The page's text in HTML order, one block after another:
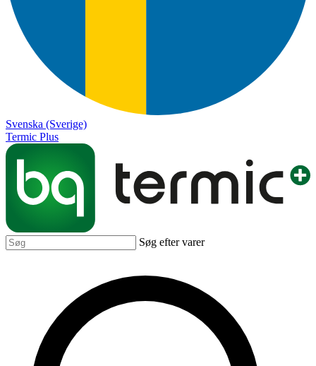
Svenska (Sverige)
Termic Plus
Søg efter varer